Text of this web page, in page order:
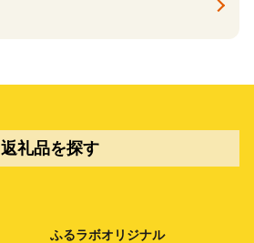
返礼品を探す
ふるラボオリジナル